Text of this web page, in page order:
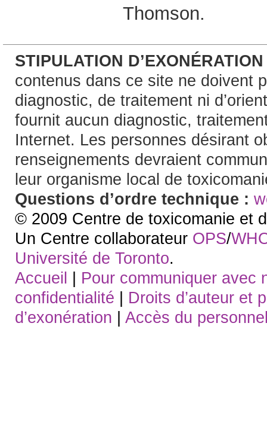
Thomson.
STIPULATION
contenus dans ce site ne doivent
diagnostic, de traitement ni
fournit aucun diagnostic,
Internet. Les personnes désirant
renseignements devraient
leur organisme local de
Questions d’ordre technique :
© 2009 Centre de toxicomanie et
Un Centre collaborateur OPS/
Université de Toronto.
Accueil | Pour communiquer avec
confidentialité | Droits d’auteur et
d’exonération | Accès du